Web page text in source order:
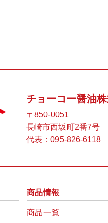
チョーコー醤油
〒850-0051
長崎市西坂町2番7号
代表：095-826-6118
商品情報
商品一覧